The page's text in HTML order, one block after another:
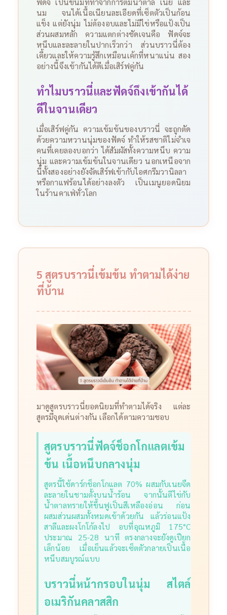
นม จนได้เนื้อเนียนละเอียดที่เซ็ตตัวเป็นก้อน
แข็ง แต่ยังนุ่ม ไม่ต้องอบและไม่มีไข่หรือแป้งเป็น
ส่วนผสมหลักความแตกต่างชัดเจนคือ ฟัดจ์จะ
หนึบและละลายในปากเร็วกว่า ส่วนบราวนี่ต้อง
เคี้ยวและให้ความรู้สึกเหมือนเค้กที่หนาแน่น สอง
อย่างนี้จึงเข้ากันได้ดีเมื่อเสิร์ฟคู่กัน
ทำไมบราวนี่และฟัดจ์ถึงเข้ากันได้
ดีในจานเดียว
เมื่อเสิร์ฟคู่กัน ความเข้มข้นของบราวนี่ จะถูกตัด
ด้วยความหวานนุ่มของฟัดจ์ ทำให้รสชาติไม่จำเจ
คนที่เคยลองบอกว่า ได้สัมผัสทั้งความหนึบ ความ
นุ่ม และความเข้มข้นในจานเดียว นอกเหนือจาก
นี้ทั้งสองอย่างยังจัดเสิร์ฟเข้ากับไอศกรีมวานิลลา
หรือกาแฟร้อนได้อย่างลงตัว เป็นเมนูยอดนิยม
ในร้านคาเฟ่ทั่วโลก
5 สูตรบราวนี่เข้มข้น ทำตามได้ง่าย
ที่บ้าน
มาดูสูตรบราวนี่ยอดนิยมที่ทำตามได้จริง แต่ละ
สูตรมีจุดเด่นต่างกัน เลือกได้ตามความชอบ
สูตรบราวนี่ฟัดจ์ช็อกโกแลตเข้ม
ข้น เนื้อหนึบกลางนุ่ม
สูตรนี้ใช้ดาร์กช็อกโกแลต 70% ผสมกับเนยจืด
ละลายในชามตั้งบนน้ำร้อน จากนั้นตีไข่กับ
น้ำตาลทรายให้ขึ้นฟูเป็นสีเหลืองอ่อน ก่อน
ผสมส่วนผสมทั้งหมดเข้าด้วยกัน แล้วร่อนแป้ง
สาลีและผงโกโก้ลงไป อบที่อุณหภูมิ 175°C
ประมาณ 25-28 นาที ตรงกลางจะยังดูเปียก
เล็กน้อย เมื่อเย็นแล้วจะเซ็ตตัวกลายเป็นเนื้อ
หนึบสมบูรณ์แบบ
บราวนี่หน้ากรอบในนุ่ม สไตล์
อเมริกันคลาสสิก